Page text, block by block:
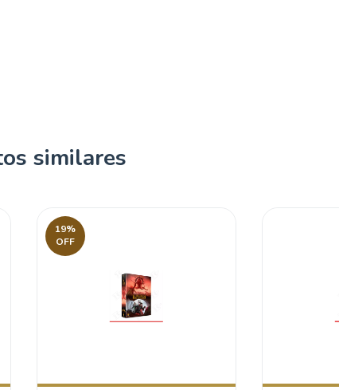
similares
19%
OFF